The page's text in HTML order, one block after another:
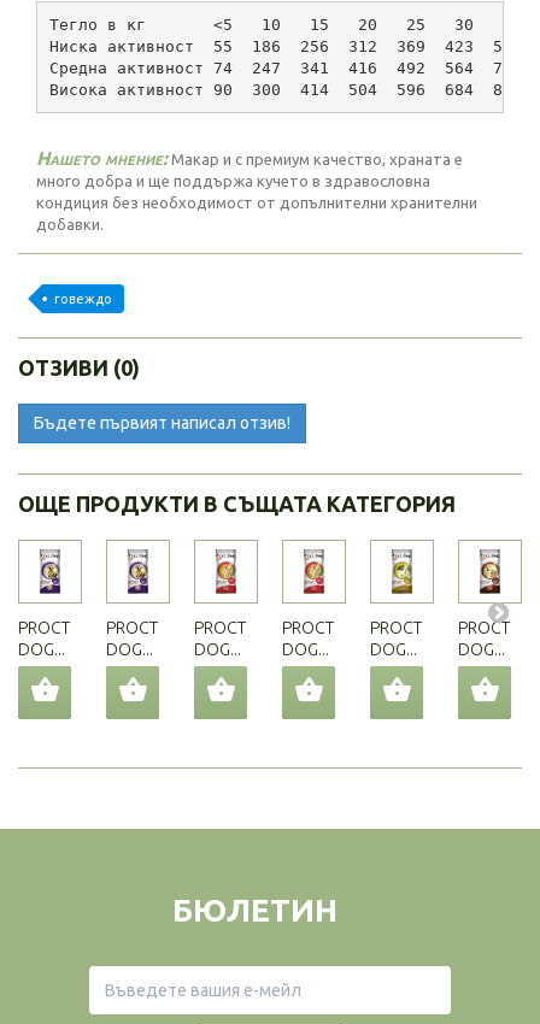
Тегло в кг       <5   10   15   20   25   30   40
Ниска активност  55  186  256  312  369  423
Средна активност 74  247  341  416  492  564
Висока активност 90  300  414  504  596  684  848
Нашето мнение:Макар и с премиум качество, храната е
много добра и ще поддържа кучето в здравословна
кондиция без необходимост от допълнителни хранителни
добавки.
говеждо
ОТЗИВИ (0)
Бъдете първият написал отзив!
ОЩЕ ПРОДУКТИ В СЪЩАТА КАТЕГОРИЯ
PROCT
DOG...
PROCT
DOG...
PROCT
DOG...
PROCT
DOG...
PROCT
DOG...
PROCT
DOG...
БЮЛЕТИН